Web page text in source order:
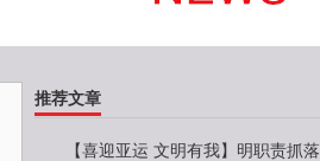
推荐文章
【喜迎亚运 文明有我】明职责抓落